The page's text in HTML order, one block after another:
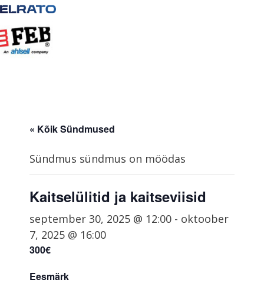
« Kõik Sündmused
Sündmus sündmus on möödas
Kaitselülitid ja kaitseviisid
september 30, 2025 @ 12:00 - oktoober
7, 2025 @ 16:00
300€
Eesmärk